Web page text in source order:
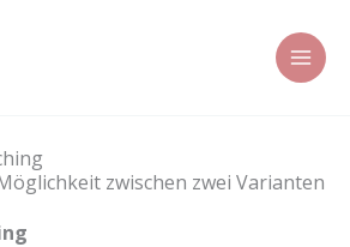
zwischen zwei Varianten